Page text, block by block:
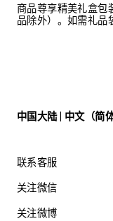
商品尊享精美礼盒包
品除外）。如需礼品
中国大陆 | 中文（简体
联系客服
关注微信
关注微博